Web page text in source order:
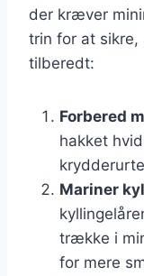
der kræver
trin for at sikre,
tilberedt:
Forbered
hakket
Mariner
trække i
for mere